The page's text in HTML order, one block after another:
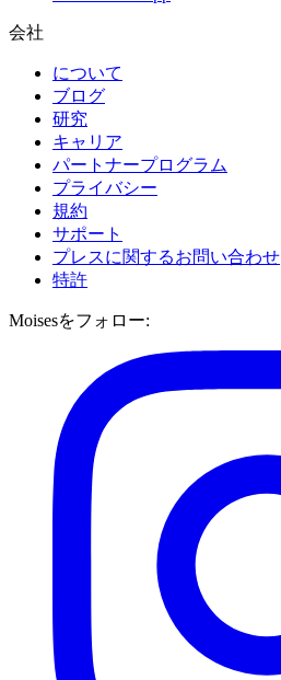
会社
について
ブログ
研究
キャリア
パートナープログラム
プライバシー
規約
サポート
プレスに関するお問い合わせ
特許
Moisesをフォロー: